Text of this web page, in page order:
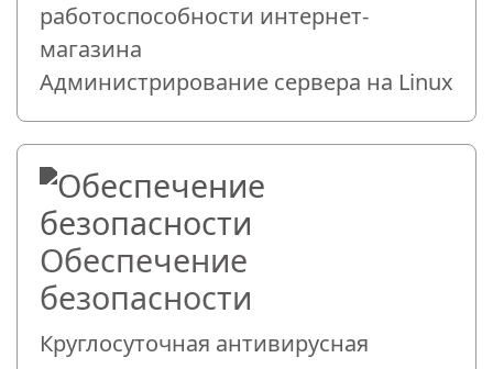
работоспособности интернет-
магазина
Администрирование сервера на Linux
Обеспечение
безопасности
Круглосуточная антивирусная